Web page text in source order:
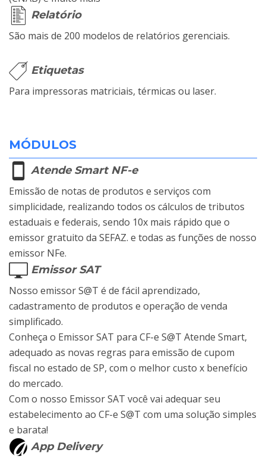
Relatório
São mais de 200 modelos de relatórios gerenciais.
Etiquetas
Para impressoras matriciais, térmicas ou laser.
MÓDULOS
Atende Smart NF-e
Emissão de notas de produtos e serviços com
simplicidade, realizando todos os cálculos de tributos
estaduais e federais, sendo 10x mais rápido que o
emissor gratuito da SEFAZ. e todas as funções de nosso
emissor NFe.
Emissor SAT
Nosso emissor S@T é de fácil aprendizado,
cadastramento de produtos e operação de venda
simplificado.
Conheça o Emissor SAT para CF-e S@T Atende Smart,
adequado as novas regras para emissão de cupom
fiscal no estado de SP, com o melhor custo x benefício
do mercado.
Com o nosso Emissor SAT você vai adequar seu
estabelecimento ao CF-e S@T com uma solução simples
e barata!
App Delivery